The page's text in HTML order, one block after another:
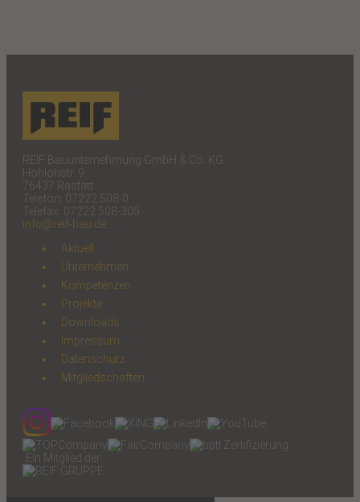
REIF Bauunternehmung GmbH & Co. KG
Hohlohstr. 9
76437 Rastatt
Telefon: 07222 508-0
Telefax: 07222 508-305
info@reif-bau.de
Aktuell
Unternehmen
Kompetenzen
Projekte
Downloads
Impressum
Datenschutz
Mitgliedschaften
Ein Mitglied der